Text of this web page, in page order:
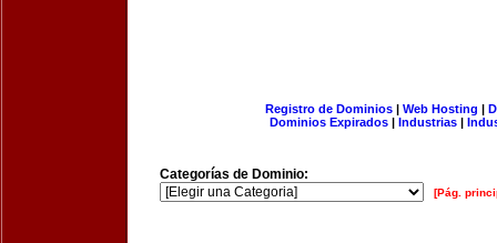
Registro de Dominios| Web Hosting |
Dominios Expirados | Industrias |
Categorías de Dominio:
[Pág.